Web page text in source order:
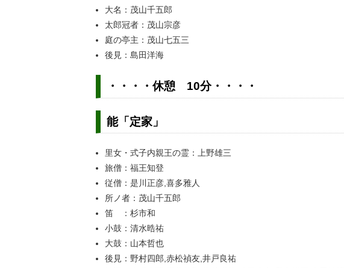
大名：茂山千五郎
太郎冠者：茂山宗彦
庭の亭主：茂山七五三
後見：島田洋海
・・・・休憩 10分・・・・
能「定家」
里女・式子内親王の霊：上野雄三
旅僧：福王知登
従僧：是川正彦,喜多雅人
所ノ者：茂山千五郎
笛 ：杉市和
小鼓：清水晧祐
大鼓：山本哲也
後見：野村四郎,赤松禎友,井戸良祐